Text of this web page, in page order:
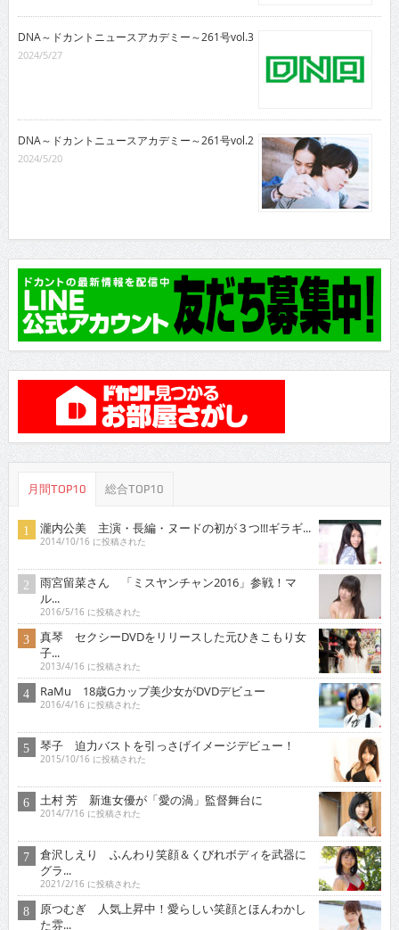
DNA～ドカントニュースアカデミー～261号vol.3
2024/5/27
DNA～ドカントニュースアカデミー～261号vol.2
2024/5/20
月間TOP10 総合TOP10
瀧内公美 主演・長編・ヌードの初が３つ!!!ギラギ...
2014/10/16 に投稿された
雨宮留菜さん 「ミスヤンチャン2016」参戦！マ
ル...
2016/5/16 に投稿された
真琴 セクシーDVDをリリースした元ひきこもり女
子...
2013/4/16 に投稿された
RaMu 18歳Gカップ美少女がDVDデビュー
2016/4/16 に投稿された
琴子 迫力バストを引っさげイメージデビュー！
2015/10/16 に投稿された
土村 芳 新進女優が「愛の渦」監督舞台に
2014/7/16 に投稿された
倉沢しえり ふんわり笑顔＆くびれボディを武器に
グラ...
2021/2/16 に投稿された
原つむぎ 人気上昇中！愛らしい笑顔とほんわかし
た雰...